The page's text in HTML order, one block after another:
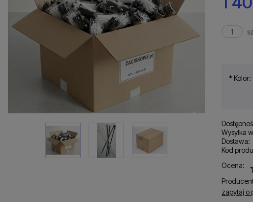
* Kolor:
Wysyłka
Dostawa:
Cena nie zawiera
Kod
Ocena:
zapytaj o